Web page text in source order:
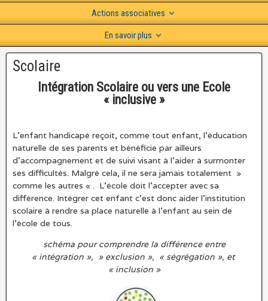
Actions associatives
En savoir plus
Scolaire
Intégration Scolaire ou vers une Ecole
« inclusive »
L’enfant handicapé reçoit, comme tout enfant, l’éducation
naturelle de ses parents et bénéficie par ailleurs
d’accompagnement et de suivi visant à l’aider à surmonter
ses difficultés. Malgré cela, il ne sera jamais totalement »
comme les autres « . L’école doit l’accepter avec sa
différence. Intégrer cet enfant c’est donc aider l’institution
scolaire à rendre sa place naturelle à l’enfant au sein de
l’école de tous.
schéma pour comprendre la différence entre
« intégration », » exclusion », « ségrégation », et
« inclusion »